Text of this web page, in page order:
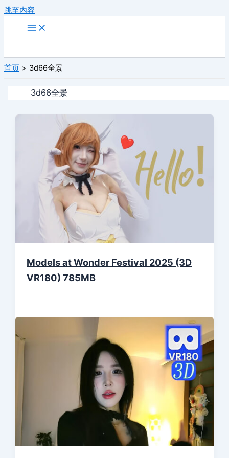
跳至内容
首页 3d66全景
3d66全景
Models at Wonder Festival 2025 (3D
VR180) 785MB